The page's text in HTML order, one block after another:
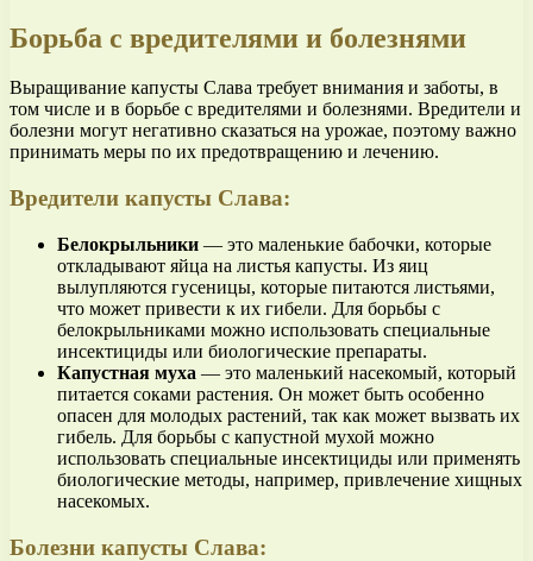
Борьба с вредителями и болезнями
Выращивание капусты Слава требует внимания и заботы, в
том числе и в борьбе с вредителями и болезнями. Вредители и
болезни могут негативно сказаться на урожае, поэтому важно
принимать меры по их предотвращению и лечению.
Вредители капусты Слава:
Белокрыльники — это маленькие бабочки, которые
откладывают яйца на листья капусты. Из яиц
вылупляются гусеницы, которые питаются листьями,
что может привести к их гибели. Для борьбы с
белокрыльниками можно использовать специальные
инсектициды или биологические препараты.
Капустная муха — это маленький насекомый, который
питается соками растения. Он может быть особенно
опасен для молодых растений, так как может вызвать их
гибель. Для борьбы с капустной мухой можно
использовать специальные инсектициды или применять
биологические методы, например, привлечение хищных
насекомых.
Болезни капусты Слава: